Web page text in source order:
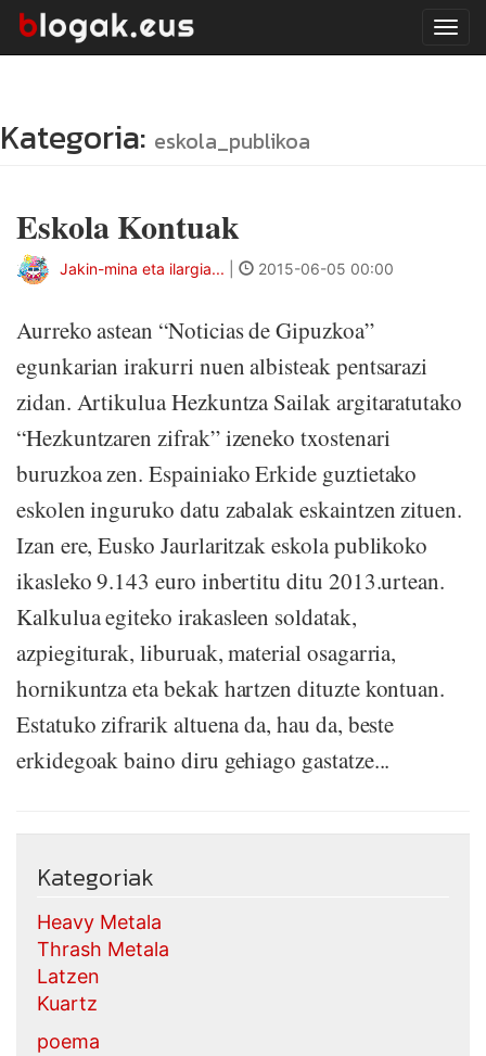
Kategoria: eskola_publikoa
Eskola Kontuak
Jakin-mina eta ilargia... 2015-06-05 00:00
Aurreko astean “Noticias de Gipuzkoa”
egunkarian irakurri nuen albisteak pentsarazi
zidan. Artikulua Hezkuntza Sailak argitaratutako
“Hezkuntzaren zifrak” izeneko txostenari
buruzkoa zen. Espainiako Erkide guztietako
eskolen inguruko datu zabalak eskaintzen zituen.
Izan ere, Eusko Jaurlaritzak eskola publikoko
ikasleko 9.143 euro inbertitu ditu 2013.urtean.
Kalkulua egiteko irakasleen soldatak,
azpiegiturak, liburuak, material osagarria,
hornikuntza eta bekak hartzen dituzte kontuan.
Estatuko zifrarik altuena da, hau da, beste
erkidegoak baino diru gehiago gastatze...
Kategoriak
Heavy Metala
Thrash Metala
Latzen
Kuartz
poema